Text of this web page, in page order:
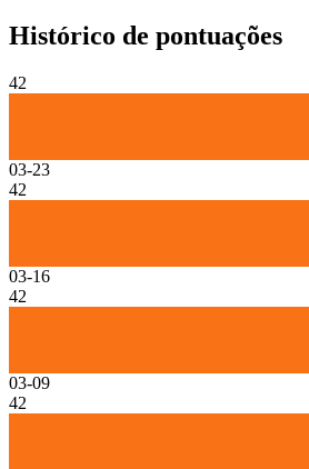
Histórico de pontuações
42
03-23
42
03-16
42
03-09
42